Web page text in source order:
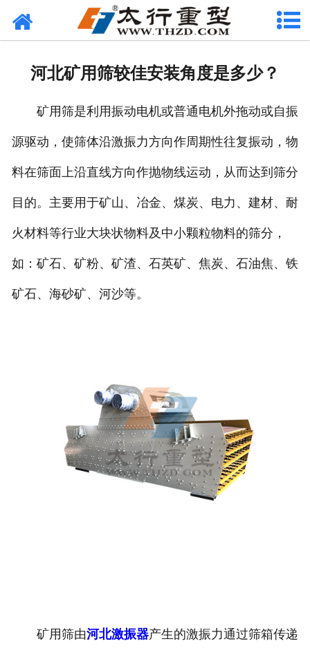
网站首页
联系我们
河北矿用筛较佳安装角度是多少？
矿用筛是利用振动电机或普通电机外拖动或自振
源驱动，使筛体沿激振力方向作周期性往复振动，物
料在筛面上沿直线方向作抛物线运动，从而达到筛分
目的。主要用于矿山、冶金、煤炭、电力、建材、耐
火材料等行业大块状物料及中小颗粒物料的筛分，
如：矿石、矿粉、矿渣、石英矿、焦炭、石油焦、铁
矿石、海砂矿、河沙等。
矿用筛由河北激振器产生的激振力通过筛箱传递